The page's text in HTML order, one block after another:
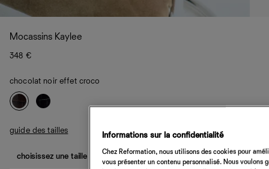
Mocassins Kaylee
348 €
chocolat noir effet croco
guide des tailles
choisissez une taille
Informations sur la confidentialité
Chez Reformation, nous utilisons des cookies pour
vous présenter un contenu personnalisé. Nous